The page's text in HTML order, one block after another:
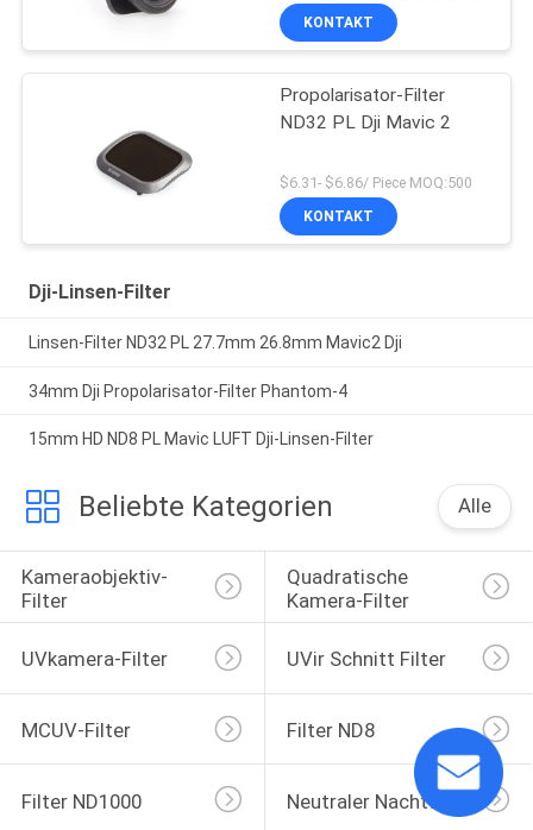
KONTAKT
Propolarisator-Filter
ND32 PL Dji Mavic 2
$6.31- $6.86/ Piece MOQ:500
KONTAKT
Dji-Linsen-Filter
Linsen-Filter ND32 PL 27.7mm 26.8mm Mavic2 Dji
34mm Dji Propolarisator-Filter Phantom-4
15mm HD ND8 PL Mavic LUFT Dji-Linsen-Filter
Beliebte Kategorien Alle
Kameraobjektiv-
Filter
Quadratische
Kamera-Filter
UVkamera-Filter UVir Schnitt Filter
MCUV-Filter Filter ND8
Filter ND1000 Neutraler Nachtfilter